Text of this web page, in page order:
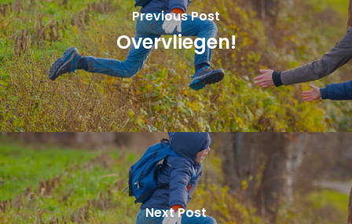
Previous Post
Overvliegen!
Next Post